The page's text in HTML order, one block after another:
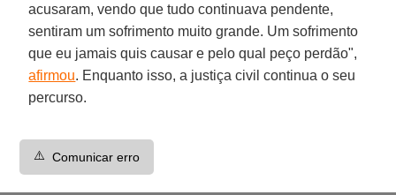
acusaram, vendo que tudo continuava pendente,
sentiram um sofrimento muito grande. Um sofrimento
que eu jamais quis causar e pelo qual peço perdão",
afirmou. Enquanto isso, a justiça civil continua o seu
percurso.
⚠️ Comunicar erro